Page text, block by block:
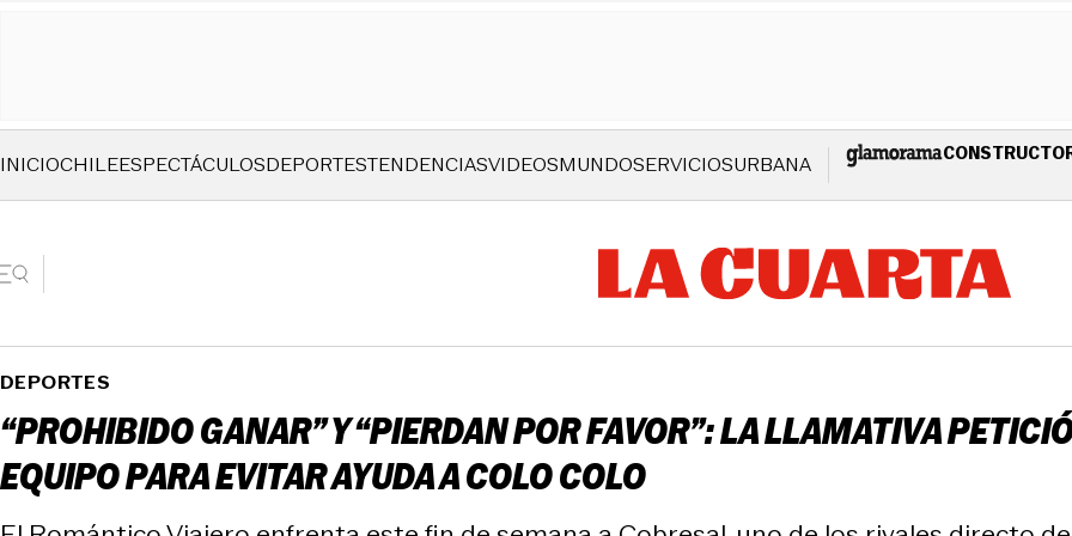
INICIOCHILEESPECTÁCULOSDEPORTESTENDENCIASVIDEOSMUNDOSERVICIOSURBANA
DEPORTES
“PROHIBIDO GANAR” Y “PIERDAN POR FAVOR”: LA LLAMATIVA
EQUIPO PARA EVITAR AYUDA A COLO COLO